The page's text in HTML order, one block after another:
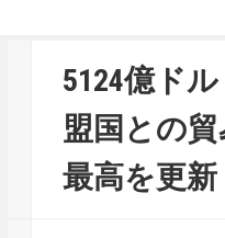
5124億ド
盟国との
最高を更新